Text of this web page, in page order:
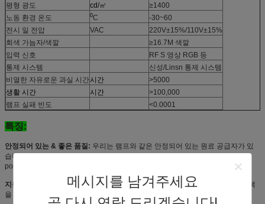
메시지를 남겨주세요
평형 광도
cd/㎡
≥1400
노동 환경 온도
0C
-30~60
전시 일 전압
VAC
220V±15%/110V±15%
회색 가늠자/색깔
≥16.7M 색깔
입력 신호
RF S 영상 RGB 등
통제 시스템
신성/Linsn 통제 시스템
비열한 자유로운 과실 시간시간
>5000
생활 시간
시간
>100,000
램프 실패 빈도
<0.0001
특징:
안정되어 있는 & 좋은 품질: 우리는 램프와 같은 안정되어 있는 원료 공급자가 있
습니다; IC;
popwer 공급; 통제 시스템 등. 각 연결, 우리는 엄격한 질 체크가 있습니다.
지원 OEM/ODM 서비스
및 개인화된 제공은 그리고 당신의 케이스를 위한 해결책
을 완료합니다